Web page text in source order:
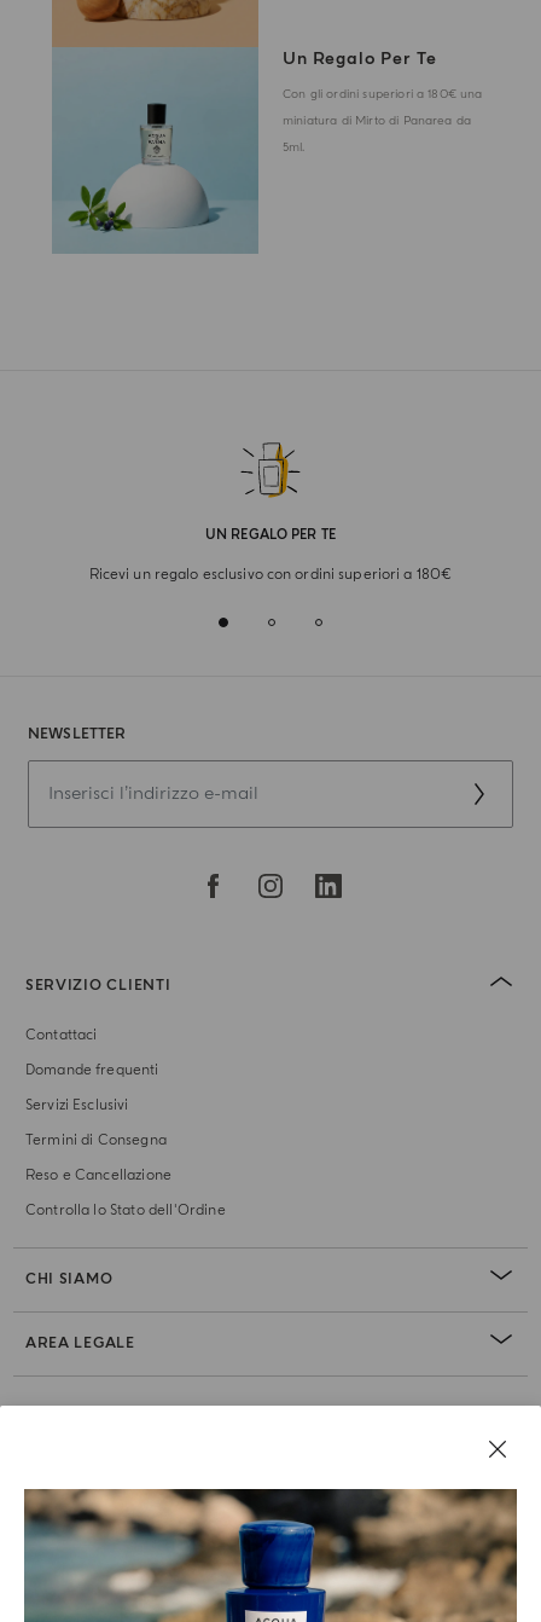
Un Regalo Per Te
Con gli ordini superiori a 180€ una
miniatura di Mirto di Panarea da
5ml.
UN REGALO PER TE
Ricevi un regalo esclusivo con ordini superiori a 180€
NEWSLETTER
SERVIZIO CLIENTI
Contattaci
Domande frequenti
Servizi Esclusivi
Termini di Consegna
Reso e Cancellazione
Controlla lo Stato dell'Ordine
CHI SIAMO
AREA LEGALE